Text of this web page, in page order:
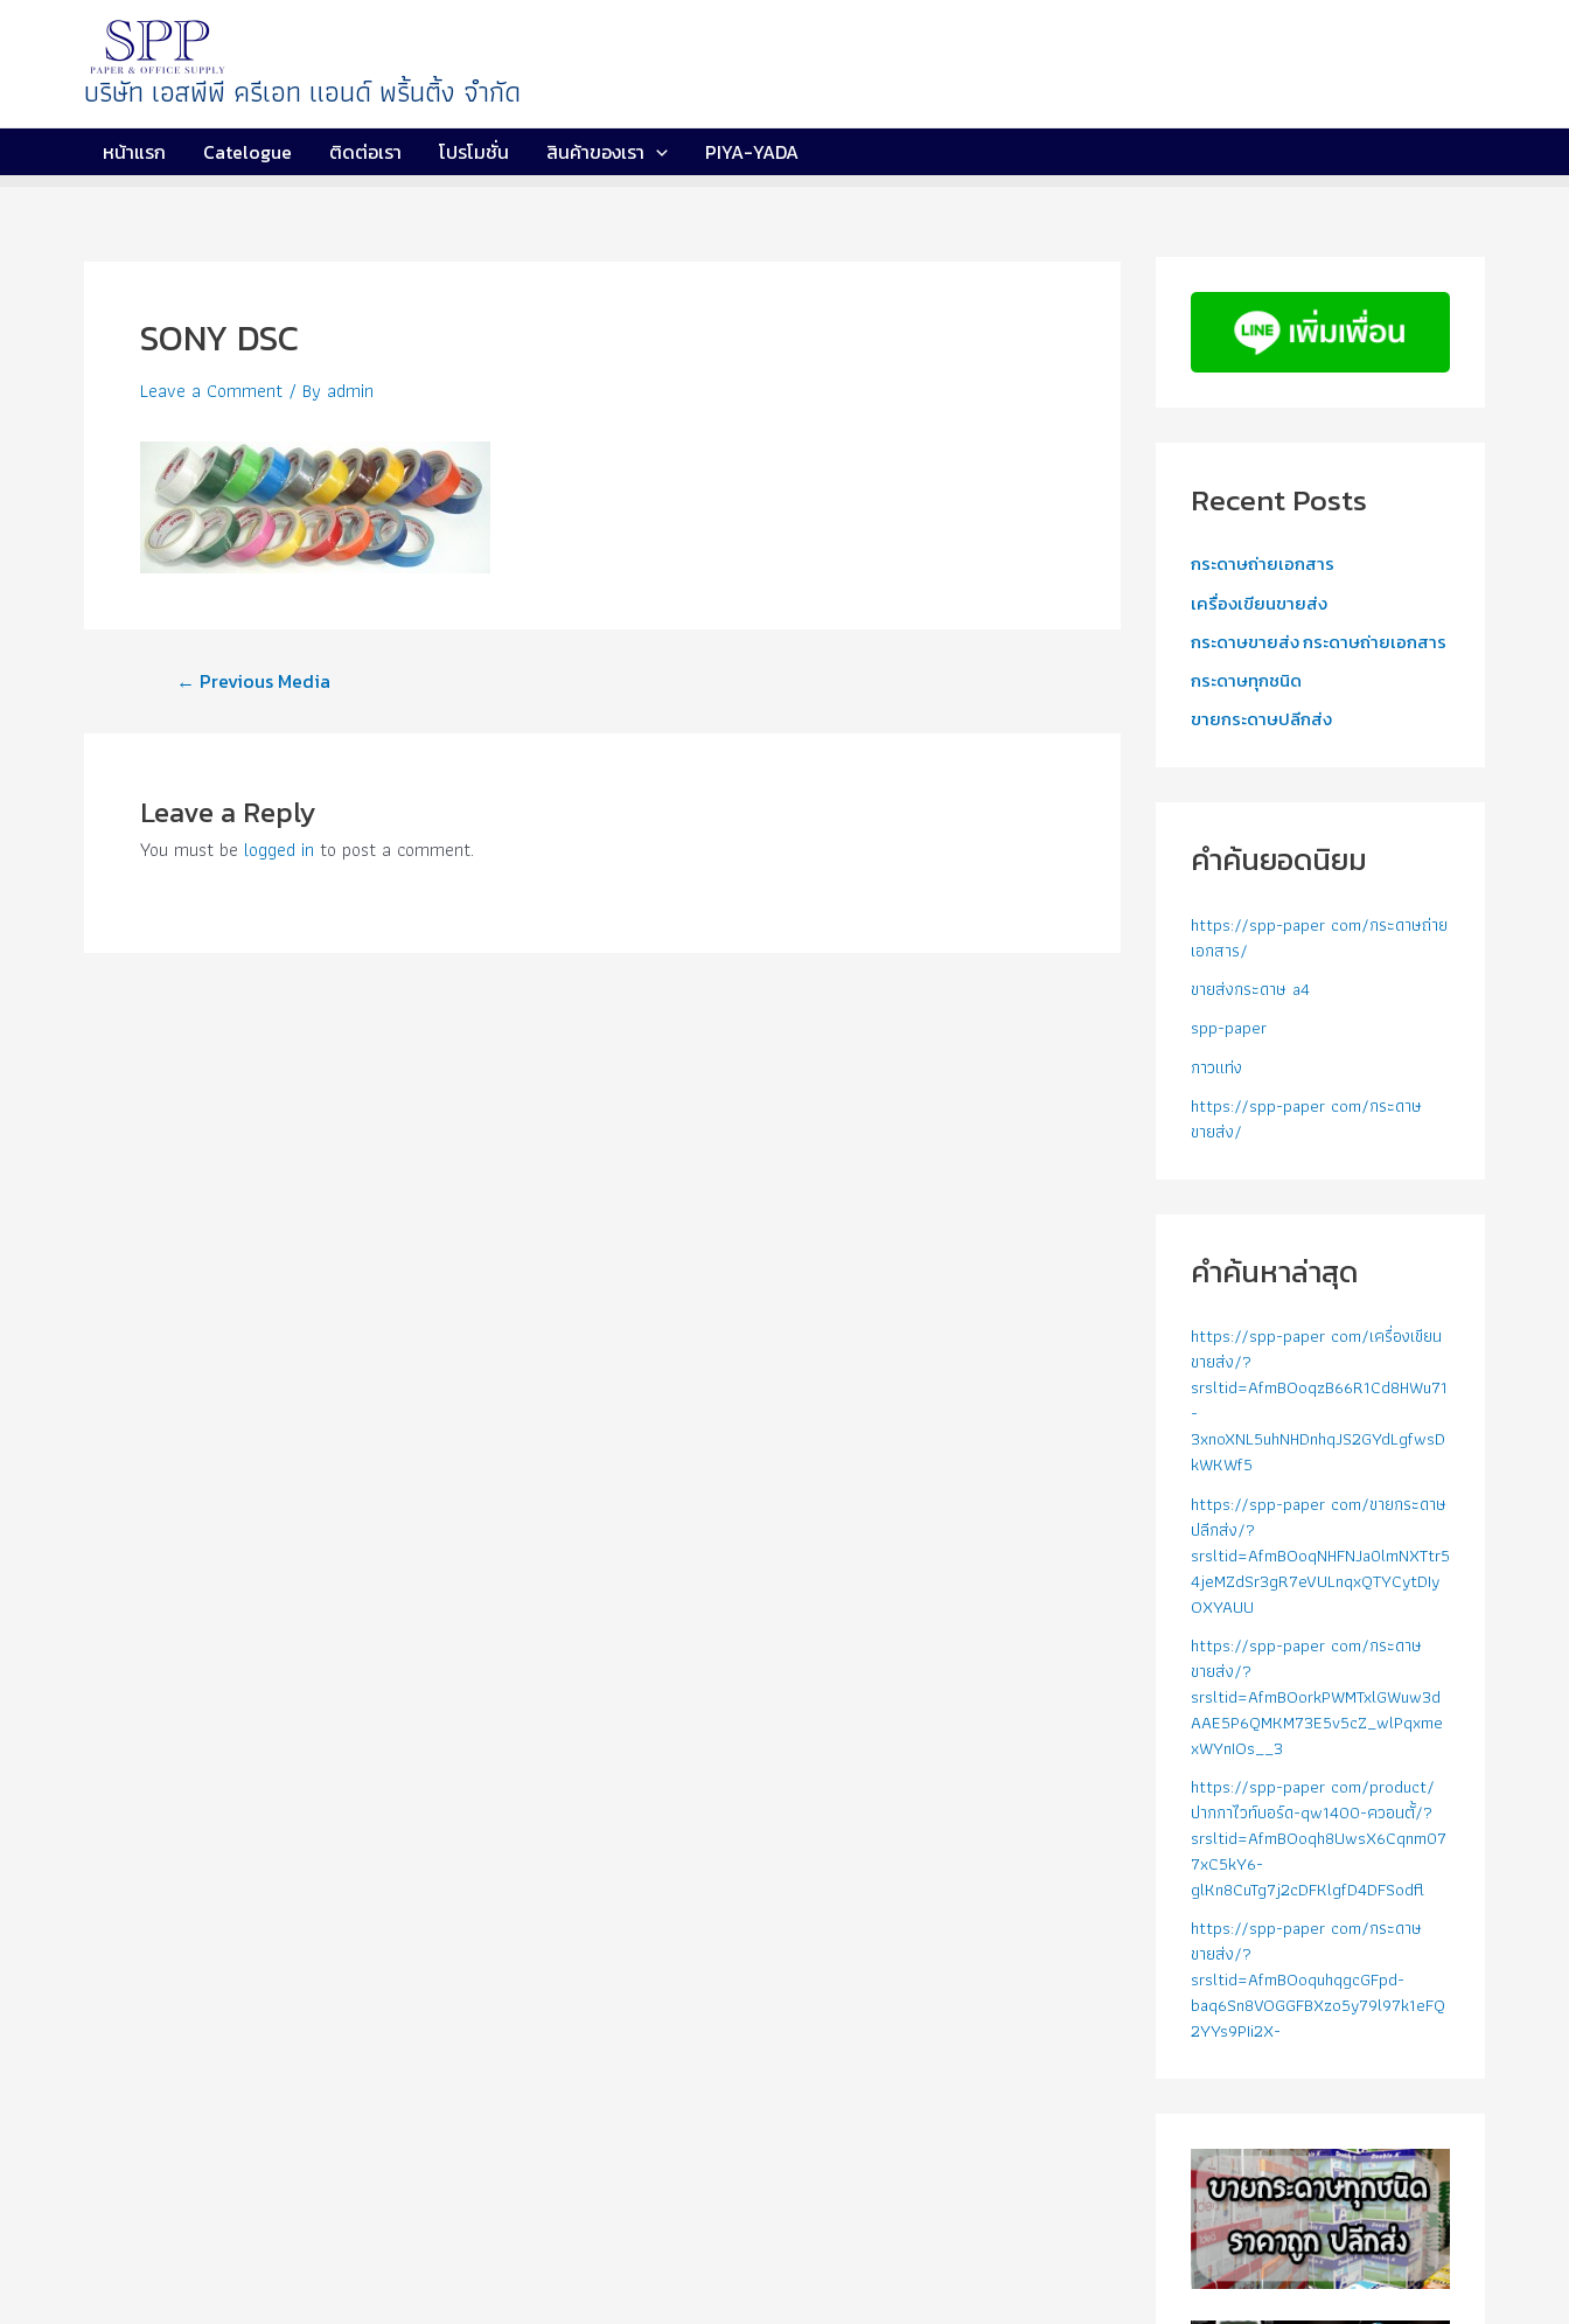
บริษัท เอสพีพี ครีเอท แอนด์ พริ้นติ้ง จำกัด
หน้าแรก Catelogue ติดต่อเรา โปรโมชั่น สินค้าของเรา PIYA-YADA
SONY DSC
Leave a Comment / By admin
← Previous Media
Leave a Reply
You must be logged in to post a comment.
Recent Posts
กระดาษถ่ายเอกสาร
เครื่องเขียนขายส่ง
กระดาษขายส่ง กระดาษถ่ายเอกสาร
กระดาษทุกชนิด
ขายกระดาษปลีกส่ง
คำค้นยอดนิยม
https://spp-paper com/กระดาษถ่าย
เอกสาร/
ขายส่งกระดาษ a4
spp-paper
กาวแท่ง
https://spp-paper com/กระดาษ
ขายส่ง/
คำค้นหาล่าสุด
https://spp-paper com/เครื่องเขียน
ขายส่ง/?
srsltid=AfmBOoqzB66R1Cd8HWu71
-
3xnoXNL5uhNHDnhqJS2GYdLgfwsD
kWKWf5
https://spp-paper com/ขายกระดาษ
ปลีกส่ง/?
srsltid=AfmBOoqNHFNJa0lmNXTtr5
4jeMZdSr3gR7eVULnqxQTYCytDIy
OXYAUU
https://spp-paper com/กระดาษ
ขายส่ง/?
srsltid=AfmBOorkPWMTxlGWuw3d
AAE5P6QMKM73E5v5cZ_wlPqxme
xWYnIOs__3
https://spp-paper com/product/
ปากกาไวท์บอร์ด-qw1400-ควอนตั้/?
srsltid=AfmBOoqh8UwsX6Cqnm07
7xC5kY6-
glKn8CuTg7j2cDFKlgfD4DFSodfl
https://spp-paper com/กระดาษ
ขายส่ง/?
srsltid=AfmBOoquhqgcGFpd-
baq6Sn8VOGGFBXzo5y79l97k1eFQ
2YYs9PIi2X-